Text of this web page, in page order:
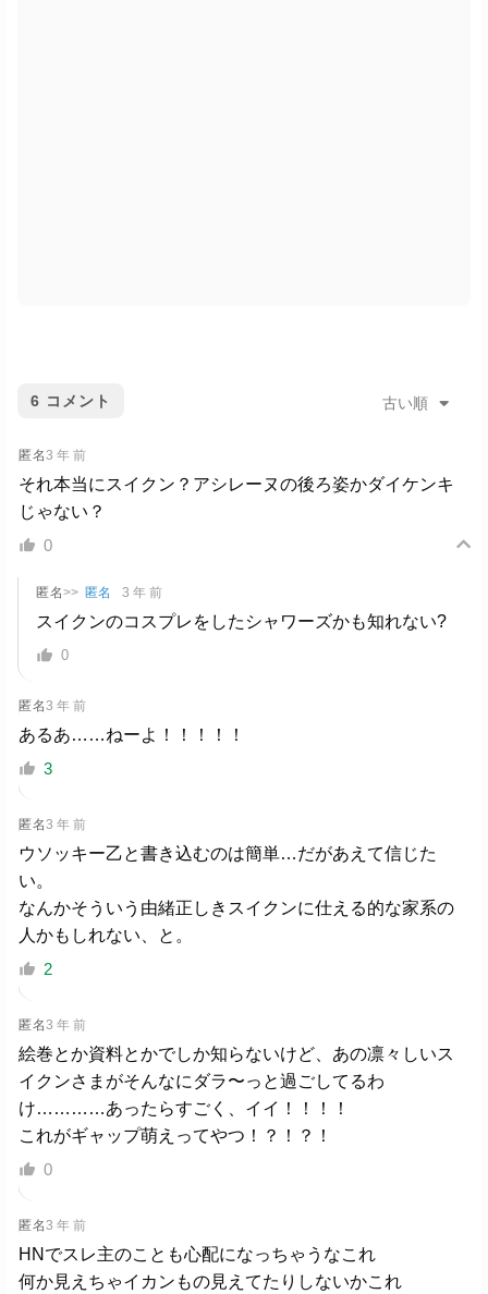
6 コメント 古い順
匿名3 年 前
それ本当にスイクン？アシレーヌの後ろ姿かダイケンキ
じゃない？
0
匿名>> 匿名 3 年 前
スイクンのコスプレをしたシャワーズかも知れない?
0
匿名3 年 前
あるあ……ねーよ！！！！！
3
匿名3 年 前
ウソッキー乙と書き込むのは簡単…だがあえて信じた
い。
なんかそういう由緒正しきスイクンに仕える的な家系の
人かもしれない、と。
2
匿名3 年 前
絵巻とか資料とかでしか知らないけど、あの凛々しいス
イクンさまがそんなにダラ〜っと過ごしてるわ
け…………あったらすごく、イイ！！！！
これがギャップ萌えってやつ！？！？！
0
匿名3 年 前
HNでスレ主のことも心配になっちゃうなこれ
何か見えちゃイカンもの見えてたりしないかこれ